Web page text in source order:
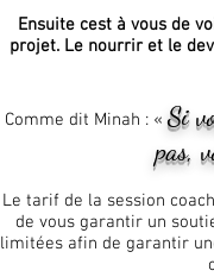
Ensuite cest à vous de
projet. Le nourrir et le
Comme dit Minah : « Si
pas,
Le tarif de la session
de vous garantir un
limitées afin de garantir